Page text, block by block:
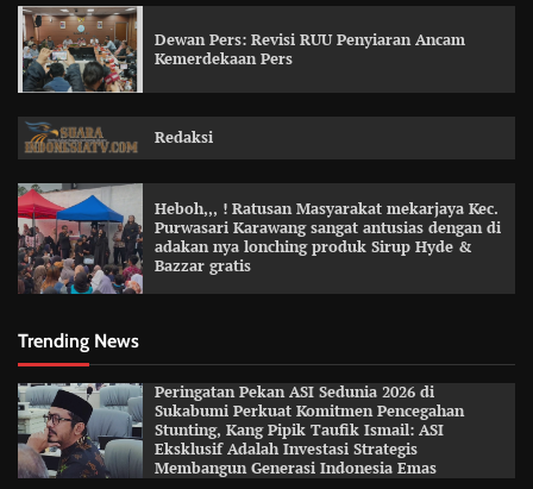
Dewan Pers: Revisi RUU Penyiaran Ancam
Kemerdekaan Pers
Redaksi
Heboh,,, ! Ratusan Masyarakat mekarjaya Kec.
Purwasari Karawang sangat antusias dengan di
adakan nya lonching produk Sirup Hyde &
Bazzar gratis
Trending News
Peringatan Pekan ASI Sedunia 2026 di
Sukabumi Perkuat Komitmen Pencegahan
Stunting, Kang Pipik Taufik Ismail: ASI
Eksklusif Adalah Investasi Strategis
Membangun Generasi Indonesia Emas